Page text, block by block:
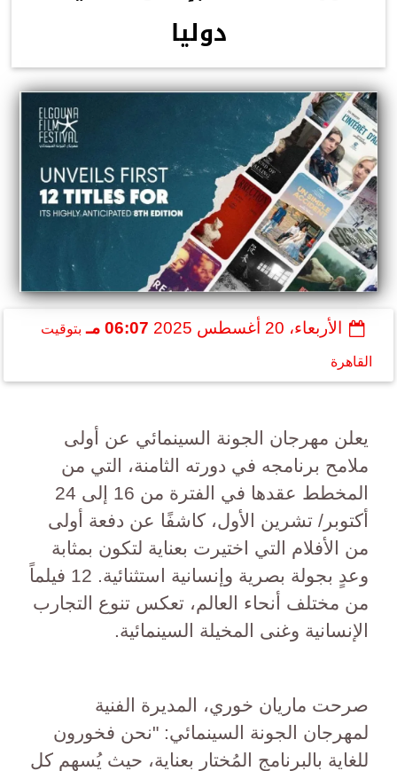
دوليا
الأربعاء، 20 أغسطس 2025 06:07 مـ بتوقيت
القاهرة
يعلن مهرجان الجونة السينمائي عن أولى
ملامح برنامجه في دورته الثامنة، التي من
المخطط عقدها في الفترة من 16 إلى 24
أكتوبر/ تشرين الأول، كاشفًا عن دفعة أولى
من الأفلام التي اختيرت بعناية لتكون بمثابة
وعدٍ بجولة بصرية وإنسانية استثنائية. 12 فيلماً
من مختلف أنحاء العالم، تعكس تنوع التجارب
الإنسانية وغنى المخيلة السينمائية.
صرحت ماريان خوري، المديرة الفنية
لمهرجان الجونة السينمائي: "نحن فخورون
للغاية بالبرنامج المُختار بعناية، حيث يُسهم كل